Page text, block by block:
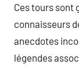
Ces tours sont
connaisseurs
anecdotes
légendes